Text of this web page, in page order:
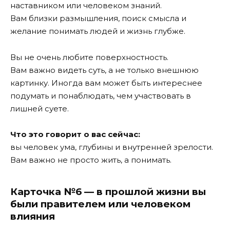
наставником или человеком знаний.
Вам близки размышления, поиск смысла и
желание понимать людей и жизнь глубже.
Вы не очень любите поверхностность.
Вам важно видеть суть, а не только внешнюю
картинку. Иногда вам может быть интереснее
подумать и понаблюдать, чем участвовать в
лишней суете.
Что это говорит о вас сейчас:
вы человек ума, глубины и внутренней зрелости.
Вам важно не просто жить, а понимать.
Карточка №6 — в прошлой жизни вы
были правителем или человеком
влияния